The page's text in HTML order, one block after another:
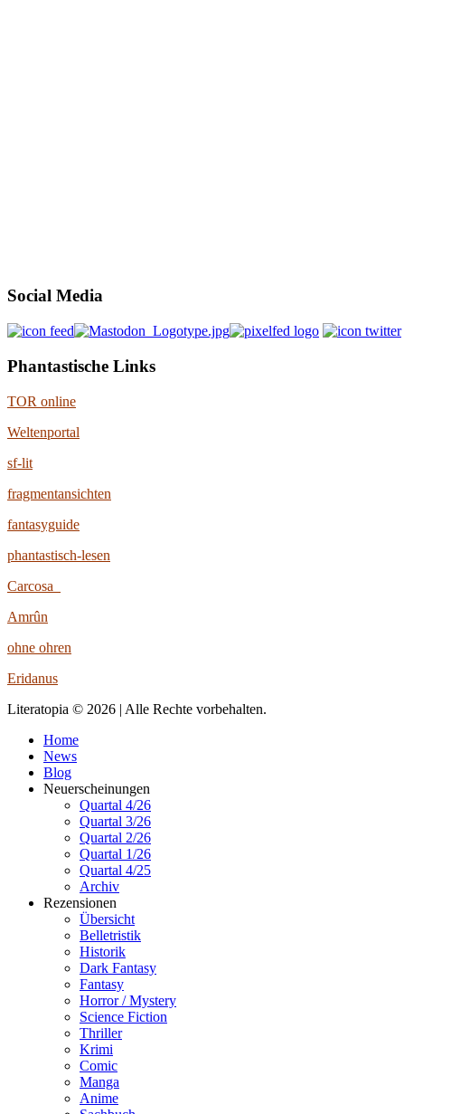
Social Media
Phantastische Links
TOR online
Weltenportal
sf-lit
fragmentansichten
fantasyguide
phantastisch-lesen
Carcosa
Amrûn
ohne ohren
Eridanus
Literatopia © 2026 | Alle Rechte vorbehalten.
Home
News
Blog
Neuerscheinungen
Quartal 4/26
Quartal 3/26
Quartal 2/26
Quartal 1/26
Quartal 4/25
Archiv
Rezensionen
Übersicht
Belletristik
Historik
Dark Fantasy
Fantasy
Horror / Mystery
Science Fiction
Thriller
Krimi
Comic
Manga
Anime